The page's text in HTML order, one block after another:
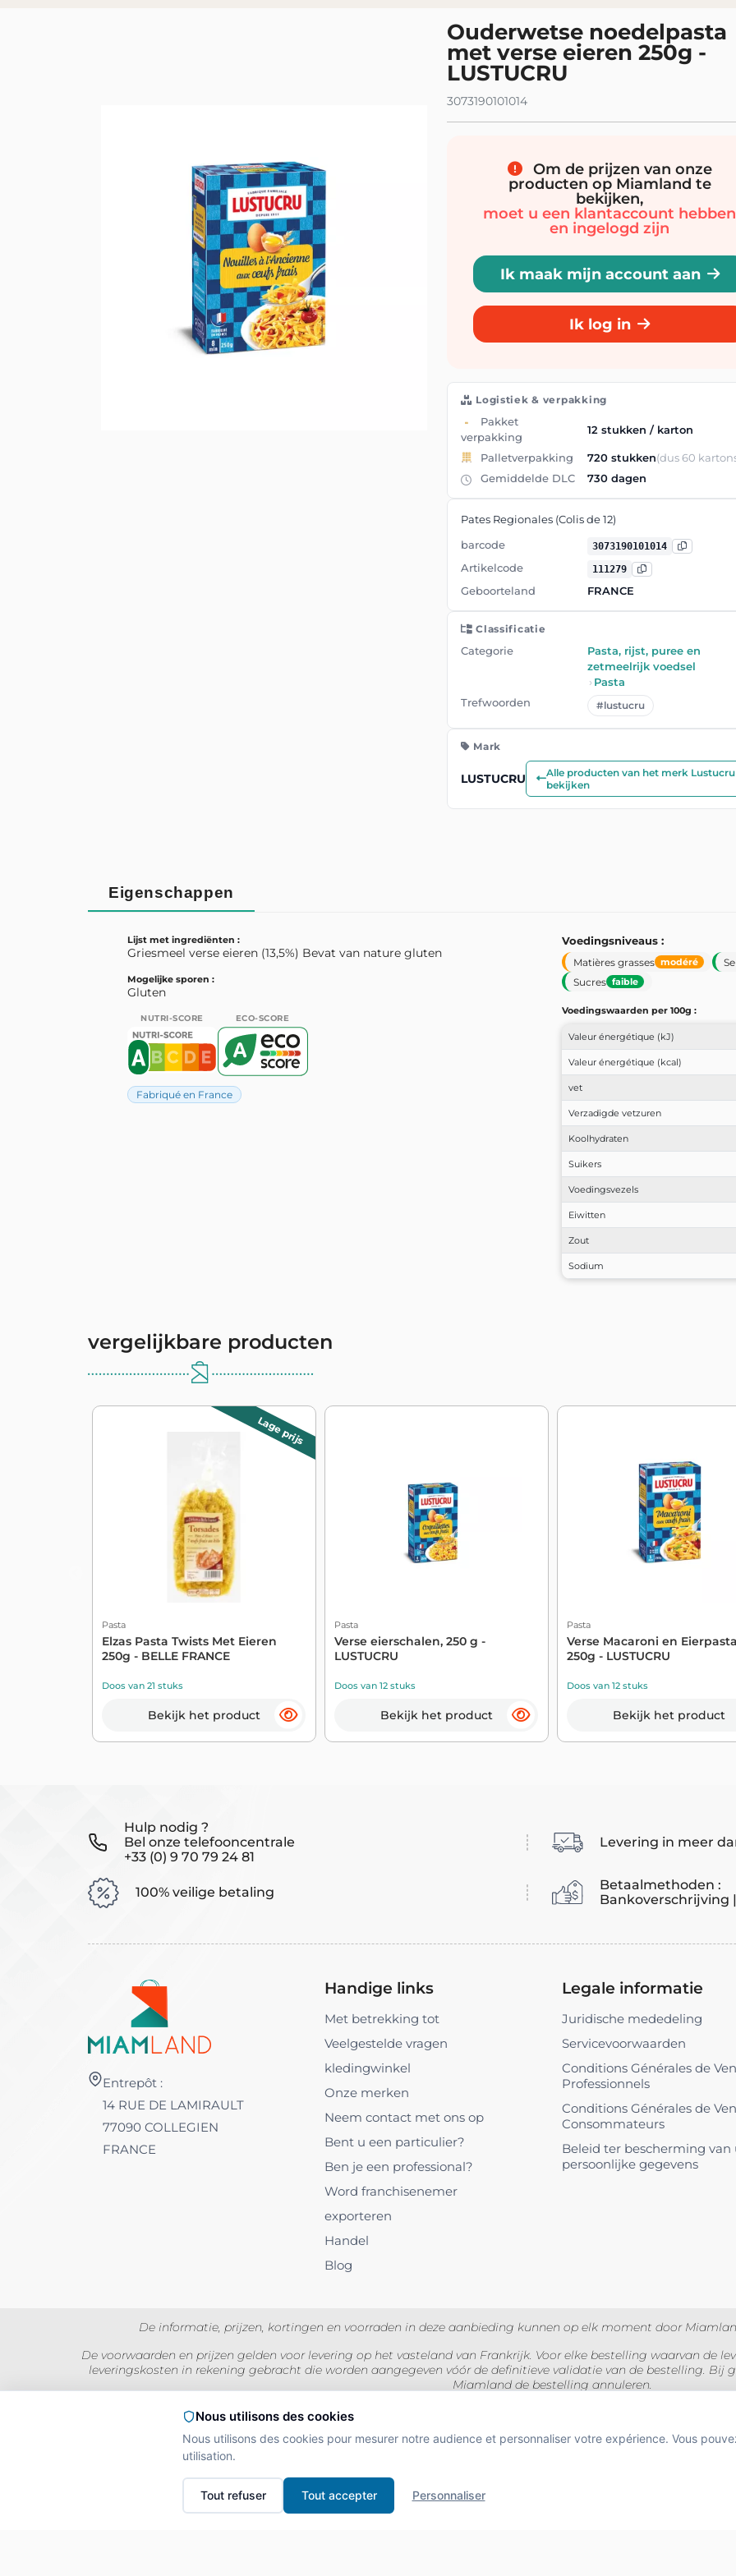
Ouderwetse noedelpasta
met verse eieren 250g -
LUSTUCRU
3073190101014
Om de prijzen van onze
producten op Miamland te
bekijken,
moet u een klantaccount hebben
en ingelogd zijn
Ik maak mijn account aan
Ik log in
Logistiek & verpakking
Pakket
verpakking
12 stukken / karton
Palletverpakking 720 stukken(dus 60
Gemiddelde DLC
730 dagen
Pates Regionales (Colis de 12)
barcode
3073190101014
Artikelcode 111279
Geboorteland FRANCE
Classificatie
Categorie
Pasta, rijst, puree en
zetmeelrijk voedsel
› Pasta
Trefwoorden
#lustucru
Mark
LUSTUCRU
Alle producten van het merk Lustucru
bekijken
Eigenschappen
Lijst met ingrediënten :
Griesmeel verse eieren (13,5%) Bevat van nature gluten
Mogelijke sporen :
Gluten
NUTRI-SCORE ECO-SCORE
Fabriqué en France
Voedingsniveaus :
Matières grasses modéré
Sucres faible
Voedingswaarden per 100g :
Valeur énergétique (kJ)
Valeur énergétique (kcal)
vet
Verzadigde vetzuren
Koolhydraten
Suikers
Voedingsvezels
Eiwitten
Zout
Sodium
vergelijkbare producten
Lage prijs
Pasta
Elzas Pasta Twists Met Eieren
250g - BELLE FRANCE
Doos van 21 stuks
Bekijk het product
Pasta
Verse eierschalen, 250 g -
LUSTUCRU
Doos van 12 stuks
Bekijk het product
Pasta
Verse Macaroni en
250g - LUSTUCRU
Doos van 12 stuks
Bekijk het product
Hulp nodig ?
Bel onze telefooncentrale
+33 (0) 9 70 79 24 81
Levering in meer
100% veilige betaling
Betaalmethoden :
Bankoverschrijving
Entrepôt :
14 RUE DE LAMIRAULT
77090 COLLEGIEN
FRANCE
Handige links
Met betrekking tot
Veelgestelde vragen
kledingwinkel
Onze merken
Neem contact met ons op
Bent u een particulier?
Ben je een professional?
Word franchisenemer
exporteren
Handel
Blog
Legale informatie
Juridische mededeling
Servicevoorwaarden
Conditions Générales de
Professionnels
Conditions Générales de
Consommateurs
Beleid ter bescherming van
persoonlijke gegevens
De informatie, prijzen, kortingen en voorraden in deze aanbieding kunnen op elk moment door
De voorwaarden en prijzen gelden voor levering op het vasteland van Frankrijk. Voor elke bestelling waarvan de
leveringskosten in rekening gebracht die worden aangegeven vóór de definitieve validatie van de bestelling. Bij
Miamland de bestelling annuleren.
Prijzen worden weergegeven inclusief btw voor particulieren en exclusief btw voor
Interdiction de vente de boissons alcooliques aux mineurs de moins de 18 ans
La preuve de majorité de l'acheteur est exigée au moment de la vente en ligne.
Nous utilisons des cookies
Nous utilisons des cookies pour mesurer notre audience et personnaliser votre expérience. Vous
utilisation.
Tout refuser Tout accepter Personnaliser